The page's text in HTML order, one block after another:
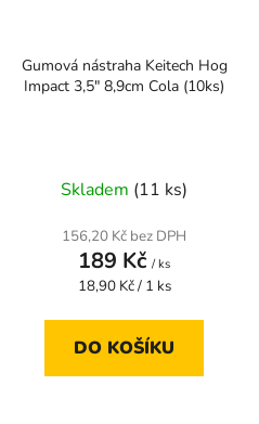
Gumová nástraha Keitech Hog
Impact 3,5" 8,9cm Cola (10ks)
Skladem (11 ks)
156,20 Kč bez DPH
189 Kč / ks
Měrná
18,90 Kč / 1 ks
DO KOŠÍKU